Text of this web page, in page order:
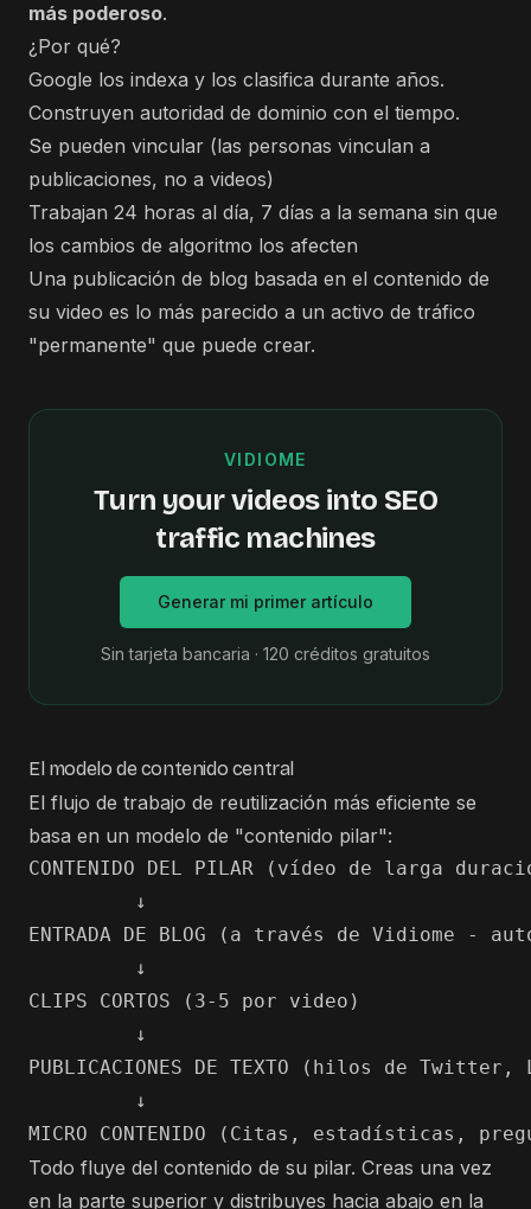
más poderoso.
¿Por qué?
Google los indexa y los clasifica durante años.
Construyen autoridad de dominio con el tiempo.
Se pueden vincular (las personas vinculan a
publicaciones, no a videos)
Trabajan 24 horas al día, 7 días a la semana sin que
los cambios de algoritmo los afecten
Una publicación de blog basada en el contenido de
su video es lo más parecido a un activo de tráfico
"permanente" que puede crear.
VIDIOME
Turn your videos into SEO
traffic machines
Generar mi primer artículo
Sin tarjeta bancaria · 120 créditos gratuitos
El modelo de contenido central
El flujo de trabajo de reutilización más eficiente se
basa en un modelo de "contenido pilar":
CONTENIDO DEL PILAR (vídeo de larga
         ↓
ENTRADA DE BLOG (a través de Vidiome -
         ↓
CLIPS CORTOS (3-5 por video)
         ↓
PUBLICACIONES DE TEXTO (hilos de
         ↓
Todo fluye del contenido de su pilar. Creas una vez
en la parte superior y distribuyes hacia abajo en la